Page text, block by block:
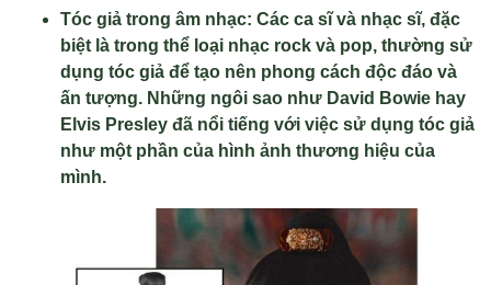
Tóc giả trong âm nhạc: Các ca sĩ và nhạc sĩ, đặc
biệt là trong thể loại nhạc rock và pop, thường sử
dụng tóc giả để tạo nên phong cách độc đáo và
ấn tượng. Những ngôi sao như David Bowie hay
Elvis Presley đã nổi tiếng với việc sử dụng tóc giả
như một phần của hình ảnh thương hiệu của
mình.